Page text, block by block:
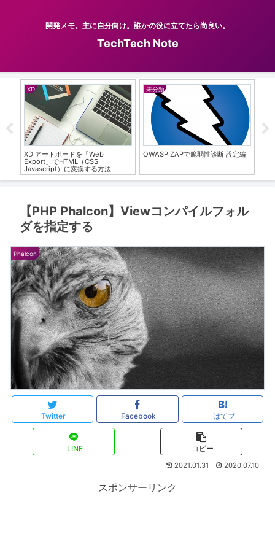
開発メモ。主に自分向け。誰かの役に立てたら尚良い。
TechTech Note
XD
XD アートボードを「Web
Export」でHTML（CSS
Javascript）に変換する方法
未分類
OWASP ZAPで脆弱性診断 設定編
【PHP Phalcon】Viewコンパイルフォル
ダを指定する
Phalcon
Twitter Facebook はてブ
LINE コピー
2021.01.31 2020.07.10
スポンサーリンク